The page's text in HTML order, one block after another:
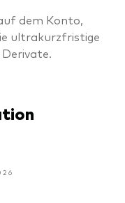
dem Konto,
ultrakurzfristige